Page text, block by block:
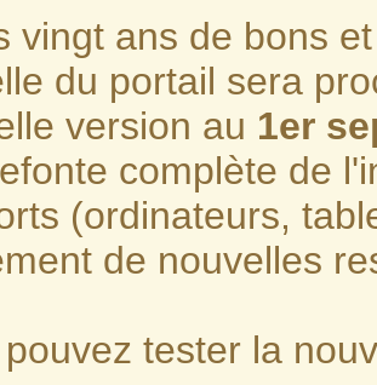
vingt ans de bons
du portail sera
version au 1er
complète de
(ordinateurs,
de nouvelles
pouvez tester la